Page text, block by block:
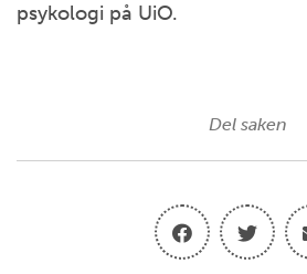
psykologi på UiO.
Del saken